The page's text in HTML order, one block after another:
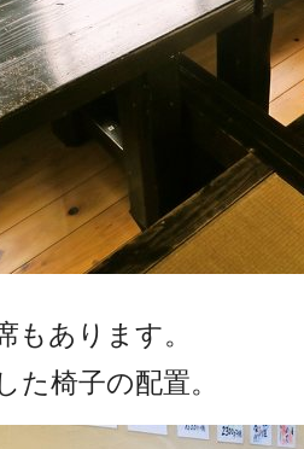
もあります。
た椅子の配置。